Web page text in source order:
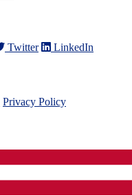
Twitter LinkedIn
Privacy Policy